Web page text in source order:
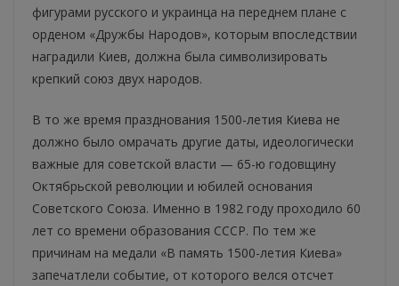
фигурами русского и украинца на переднем плане с
орденом «Дружбы Народов», которым впоследствии
наградили Киев, должна была символизировать
крепкий союз двух народов.
В то же время празднования 1500-летия Киева не
должно было омрачать другие даты, идеологически
важные для советской власти — 65-ю годовщину
Октябрьской революции и юбилей основания
Советского Союза. Именно в 1982 году проходило 60
лет со времени образования СССР. По тем же
причинам на медали «В память 1500-летия Киева»
запечатлели событие, от которого велся отсчет